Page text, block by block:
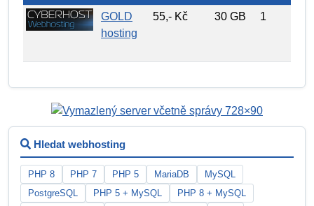
GOLD
hosting
55,- Kč 30 GB 1
Hledat webhosting
PHP 8 PHP 7 PHP 5 MariaDB
MySQL
PostgreSQL
PHP 5 + MySQL
PHP 8 + MySQL